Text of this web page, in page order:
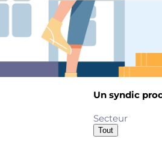
Un syndic
Secteur
Tout